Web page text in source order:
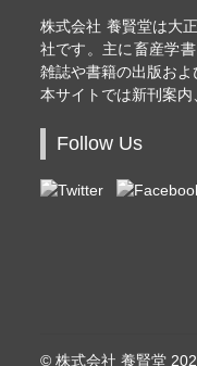
株式会社 養賢堂は大
社です。主に畜産学
雑誌や書籍の出版およ
本サイトでは新刊案内
Follow Us
© 株式会社 養賢堂